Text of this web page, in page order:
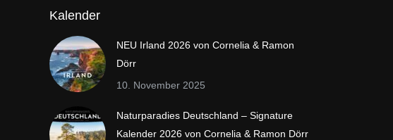
Kalender
NEU Irland 2026 von Cornelia & Ramon
Dörr
10. November 2025
Naturparadies Deutschland – Signature
Kalender 2026 von Cornelia & Ramon Dörr